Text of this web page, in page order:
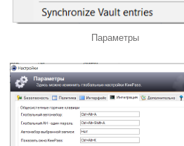
Параметры